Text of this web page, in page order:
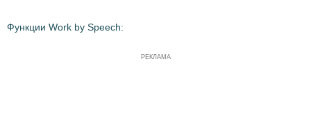
Функции Work by Speech:
РЕКЛАМА